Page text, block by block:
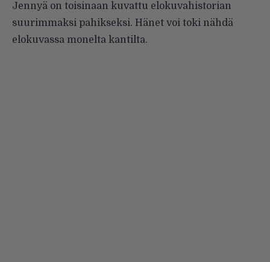
Jennyä on toisinaan kuvattu elokuvahistorian
suurimmaksi pahikseksi. Hänet voi toki nähdä
elokuvassa monelta kantilta.